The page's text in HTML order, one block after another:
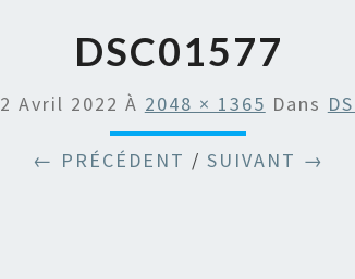
DSC01577
2 Avril 2022 À 2048 × 1365 Dans
← PRÉCÉDENT / SUIVANT →